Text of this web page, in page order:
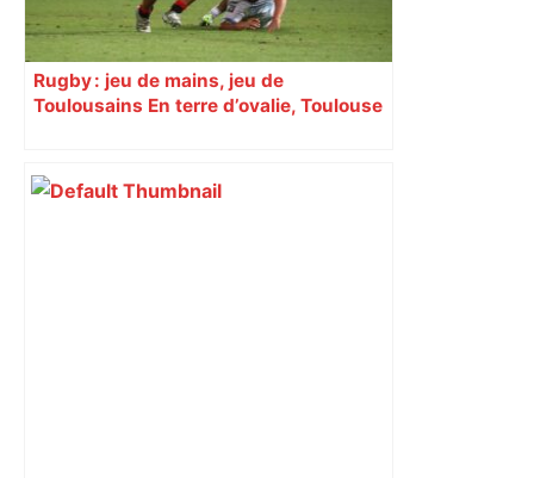
Rugby : jeu de mains, jeu de
Toulousains En terre d’ovalie, Toulouse
revendiquant surtout son art du jeu en
mouvement, vif et spectaculaire.